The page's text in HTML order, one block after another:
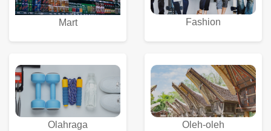
Mart Fashion
Olahraga Oleh-oleh